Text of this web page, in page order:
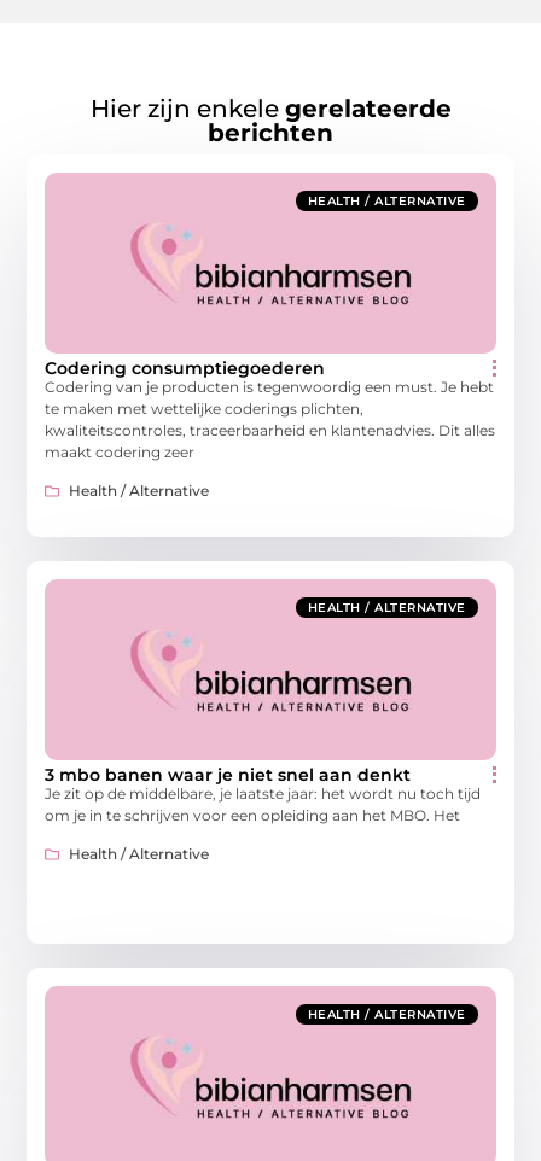
Hier zijn enkele gerelateerde
berichten
HEALTH / ALTERNATIVE
Codering consumptiegoederen
Codering van je producten is tegenwoordig een must. Je hebt
te maken met wettelijke coderings plichten,
kwaliteitscontroles, traceerbaarheid en klantenadvies. Dit alles
maakt codering zeer
Health / Alternative
HEALTH / ALTERNATIVE
3 mbo banen waar je niet snel aan denkt
Je zit op de middelbare, je laatste jaar: het wordt nu toch tijd
om je in te schrijven voor een opleiding aan het MBO. Het
Health / Alternative
HEALTH / ALTERNATIVE